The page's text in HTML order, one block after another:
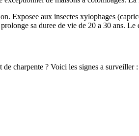
Exposee aux insectes xylophages
sa duree de vie de 20 a 30 ans.
de charpente ? Voici les signes a surveiller :